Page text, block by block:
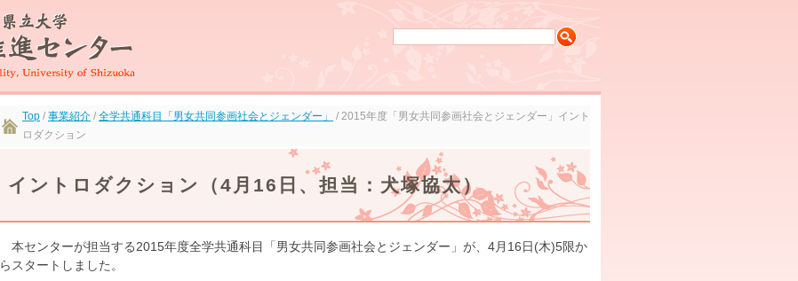
Top / 事業紹介 / 全学共通科目「男女共同参画社会とジェンダー」
/ 2015年度「男女共同参画社会とジェンダー」イント
ロダクション
イントロダクション（4月16日、担当：犬塚協太）
本センターが担当する2015年度全学共通科目「男女共同参画社会とジェンダー」が、4月16日(木)5限か
らスタートしました。